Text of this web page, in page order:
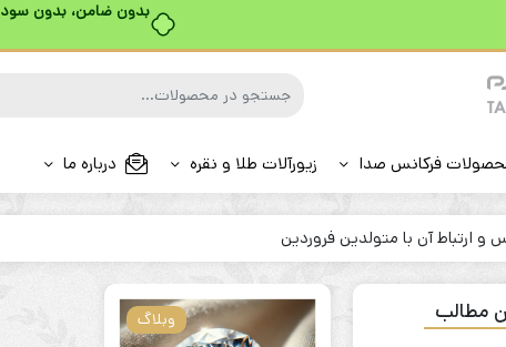
بدون ضامن، بدون سود
فرکانس صدا زیورآلات طلا و نقره درباره ما
و ارتباط آن با متولدین فروردین
وبلاگ مطالب